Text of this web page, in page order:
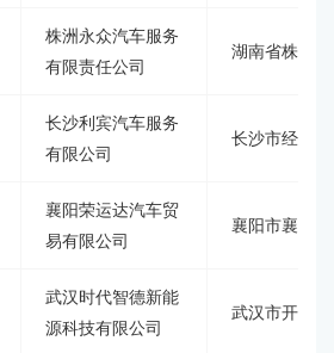
株洲永众汽车服务
有限责任公司
湖南省株洲
长沙利宾汽车服务
有限公司
长沙市经济
襄阳荣运达汽车贸
易有限公司
襄阳市襄州
武汉时代智德新能
源科技有限公司
武汉市开发